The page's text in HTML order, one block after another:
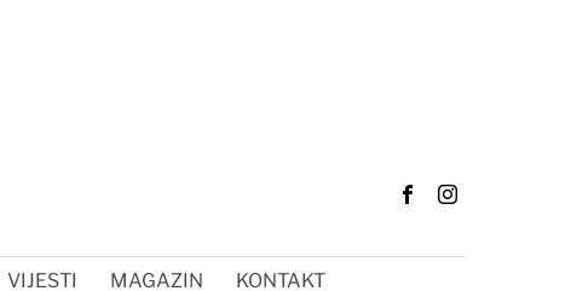
VIJESTI MAGAZIN KONTAKT